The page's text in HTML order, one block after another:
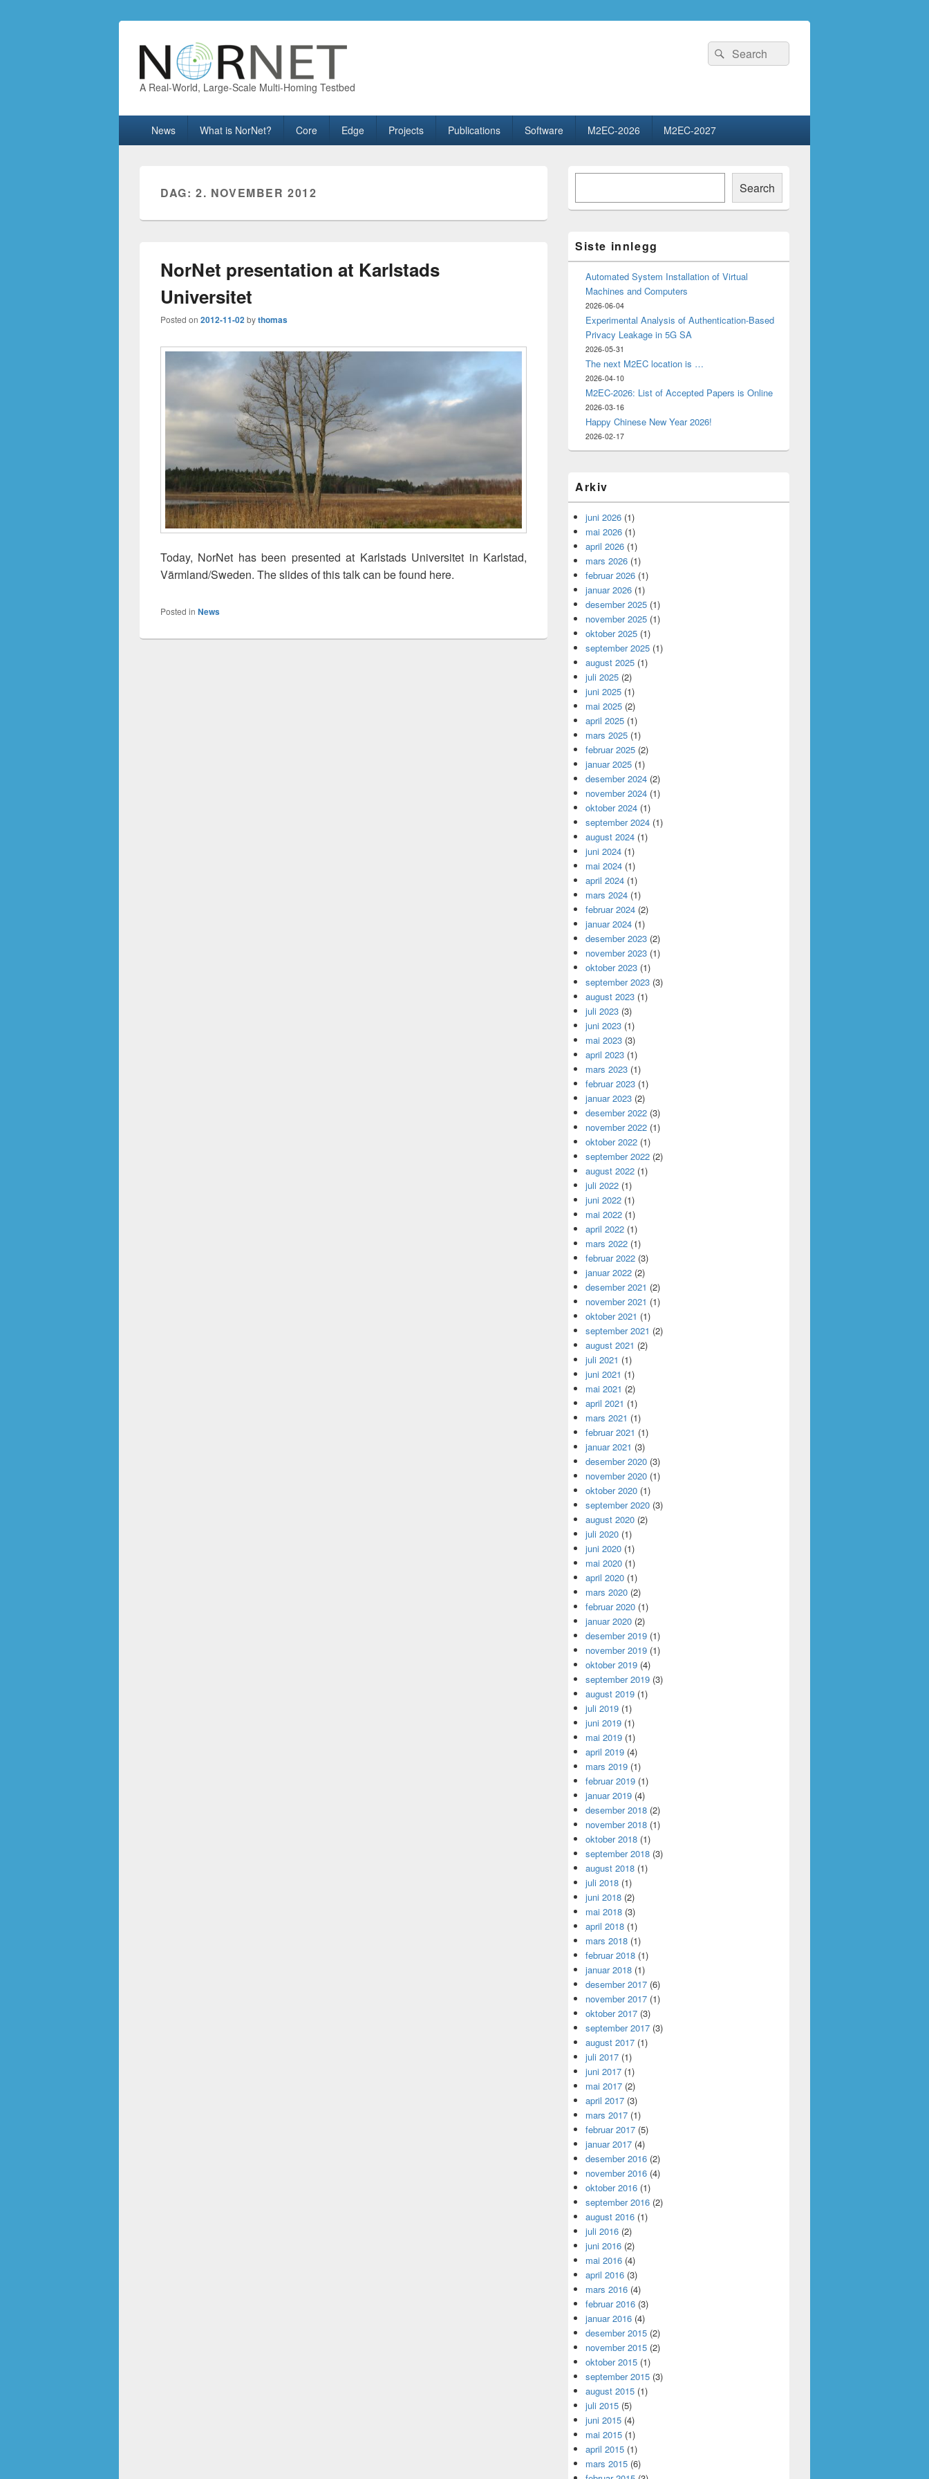
A Real-World, Large-Scale Multi-Homing Testbed
Search
for:
Search
News What is NorNet? Core Edge Projects Publications Software M2EC-2026 M2EC-2027
DAG: 2. NOVEMBER 2012
NorNet presentation at Karlstads
Universitet
Posted on 2012-11-02bythomas
Today, NorNet has been presented at Karlstads Universitet in Karlstad,
Värmland/Sweden. The slides of this talk can be found here.
Posted in News
Primary
Area
Search
Siste innlegg
Automated System Installation of Virtual
Machines and Computers
2026-06-04
Experimental Analysis of Authentication-Based
Privacy Leakage in 5G SA
2026-05-31
The next M2EC location is …
2026-04-10
M2EC-2026: List of Accepted Papers is Online
2026-03-16
Happy Chinese New Year 2026!
2026-02-17
Arkiv
juni 2026 (1)
mai 2026 (1)
april 2026 (1)
mars 2026 (1)
februar 2026 (1)
januar 2026 (1)
desember 2025 (1)
november 2025 (1)
oktober 2025 (1)
september 2025 (1)
august 2025 (1)
juli 2025 (2)
juni 2025 (1)
mai 2025 (2)
april 2025 (1)
mars 2025 (1)
februar 2025 (2)
januar 2025 (1)
desember 2024 (2)
november 2024 (1)
oktober 2024 (1)
september 2024 (1)
august 2024 (1)
juni 2024 (1)
mai 2024 (1)
april 2024 (1)
mars 2024 (1)
februar 2024 (2)
januar 2024 (1)
desember 2023 (2)
november 2023 (1)
oktober 2023 (1)
september 2023 (3)
august 2023 (1)
juli 2023 (3)
juni 2023 (1)
mai 2023 (3)
april 2023 (1)
mars 2023 (1)
februar 2023 (1)
januar 2023 (2)
desember 2022 (3)
november 2022 (1)
oktober 2022 (1)
september 2022 (2)
august 2022 (1)
juli 2022 (1)
juni 2022 (1)
mai 2022 (1)
april 2022 (1)
mars 2022 (1)
februar 2022 (3)
januar 2022 (2)
desember 2021 (2)
november 2021 (1)
oktober 2021 (1)
september 2021 (2)
august 2021 (2)
juli 2021 (1)
juni 2021 (1)
mai 2021 (2)
april 2021 (1)
mars 2021 (1)
februar 2021 (1)
januar 2021 (3)
desember 2020 (3)
november 2020 (1)
oktober 2020 (1)
september 2020 (3)
august 2020 (2)
juli 2020 (1)
juni 2020 (1)
mai 2020 (1)
april 2020 (1)
mars 2020 (2)
februar 2020 (1)
januar 2020 (2)
desember 2019 (1)
november 2019 (1)
oktober 2019 (4)
september 2019 (3)
august 2019 (1)
juli 2019 (1)
juni 2019 (1)
mai 2019 (1)
april 2019 (4)
mars 2019 (1)
februar 2019 (1)
januar 2019 (4)
desember 2018 (2)
november 2018 (1)
oktober 2018 (1)
september 2018 (3)
august 2018 (1)
juli 2018 (1)
juni 2018 (2)
mai 2018 (3)
april 2018 (1)
mars 2018 (1)
februar 2018 (1)
januar 2018 (1)
desember 2017 (6)
november 2017 (1)
oktober 2017 (3)
september 2017 (3)
august 2017 (1)
juli 2017 (1)
juni 2017 (1)
mai 2017 (2)
april 2017 (3)
mars 2017 (1)
februar 2017 (5)
januar 2017 (4)
desember 2016 (2)
november 2016 (4)
oktober 2016 (1)
september 2016 (2)
august 2016 (1)
juli 2016 (2)
juni 2016 (2)
mai 2016 (4)
april 2016 (3)
mars 2016 (4)
februar 2016 (3)
januar 2016 (4)
desember 2015 (2)
november 2015 (2)
oktober 2015 (1)
september 2015 (3)
august 2015 (1)
juli 2015 (5)
juni 2015 (4)
mai 2015 (1)
april 2015 (1)
mars 2015 (6)